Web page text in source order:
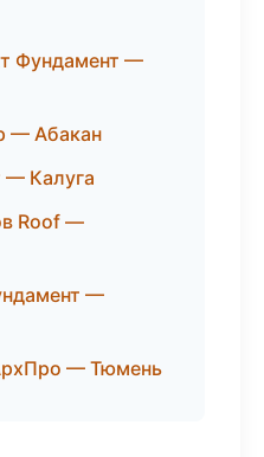
Фундамент —
— Абакан
Калуга
Roof —
—
— Тюмень